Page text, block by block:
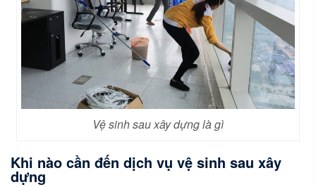
Vệ sinh sau xây dựng là gì
Khi nào cần đến dịch vụ vệ sinh sau xây
dựng